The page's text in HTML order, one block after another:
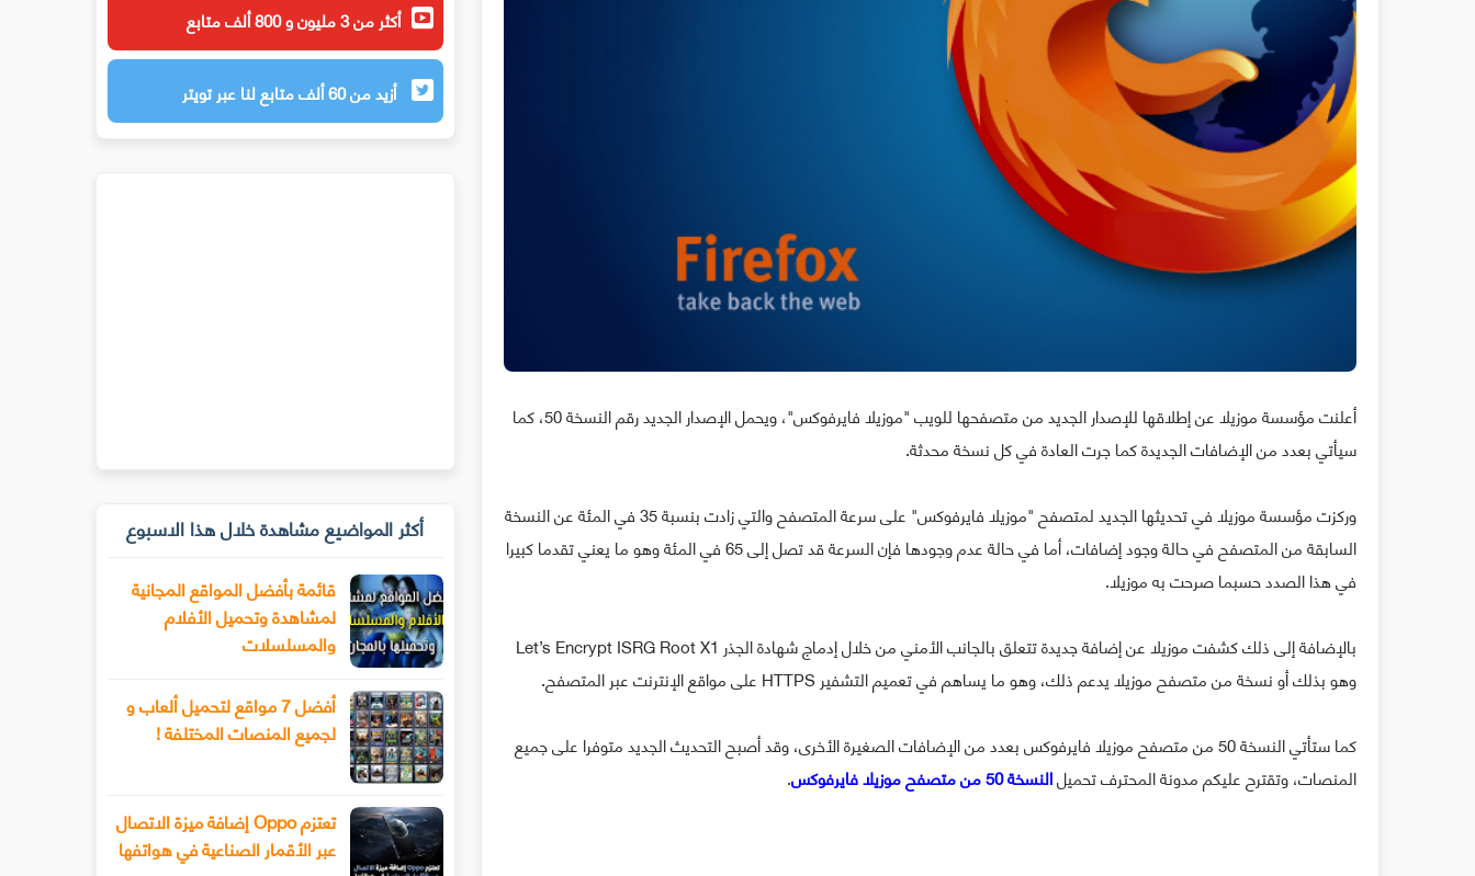
أعلنت مؤسسة موزيلا عن إطلاقها للإصدار الجديد من متصفحها للويب "موزيلا فايرفوكس"، ويحمل الإصدار الجديد رقم النسخة 50، كما
سيأتي بعدد من الإضافات الجديدة كما جرت العادة في كل نسخة محدثة.
وركزت مؤسسة موزيلا في تحديثها الجديد لمتصفح "موزيلا فايرفوكس" على سرعة المتصفح والتي زادت بنسبة 35 في المئة عن النسخة
السابقة من المتصفح في حالة وجود إضافات، أما في حالة عدم وجودها فإن السرعة قد تصل إلى 65 في المئة وهو ما يعني تقدما كبيرا
في هذا الصدد حسبما صرحت به موزيلا.
بالإضافة إلى ذلك كشفت موزيلا عن إضافة جديدة تتعلق بالجانب الأمني من خلال إدماج شهادة الجذر Let’s Encrypt ISRG Root X1
وهو بذلك أو نسخة من متصفح موزيلا يدعم ذلك، وهو ما يساهم في تعميم التشفير HTTPS على مواقع الإنترنت عبر المتصفح.
كما ستأتي النسخة 50 من متصفح موزيلا فايرفوكس بعدد من الإضافات الصغيرة الأخرى، وقد أصبح التحديث الجديد متوفرا على جميع
المنصات، وتقترح عليكم مدونة المحترف تحميلالنسخة 50 من متصفح موزيلا فايرفوكس .
أكثر من 3 مليون و 800 ألف متابع
أزيد من 60 ألف متابع لنا عبر تويتر
أكثر المواضيع مشاهدة خلال هذا الاسبوع
قائمة بأفضل المواقع المجانية
لمشاهدة وتحميل الأفلام
والمسلسلات
أفضل 7 مواقع لتحميل ألعاب و
لجميع المنصات المختلفة !
تعتزم Oppo إضافة ميزة الاتصال
عبر الأقمار الصناعية في هواتفها